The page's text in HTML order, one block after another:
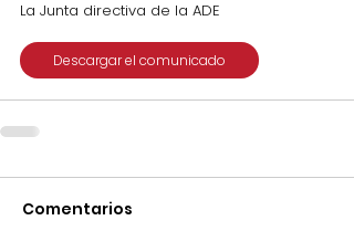
La Junta directiva de la ADE
Descargar el comunicado
Comentarios